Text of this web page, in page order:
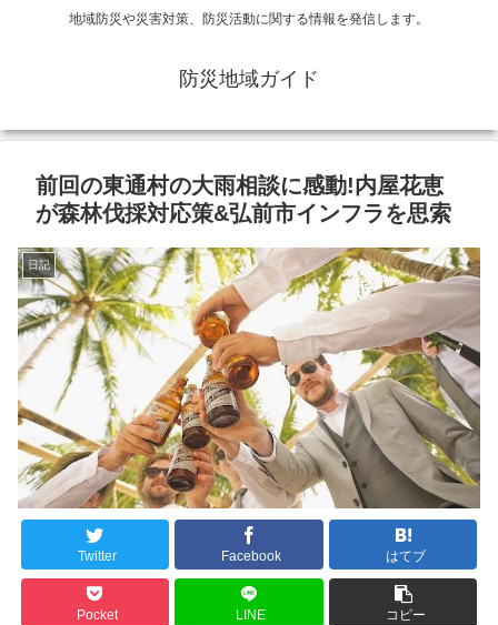
地域防災や災害対策、防災活動に関する情報を発信します。
防災地域ガイド
前回の東通村の大雨相談に感動!内屋花恵
が森林伐採対応策&弘前市インフラを思索
日記
Twitter Facebook はてブ
Pocket LINE コピー